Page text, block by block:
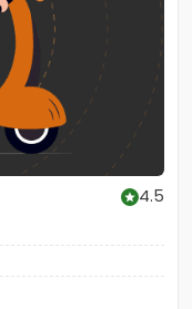
4.5